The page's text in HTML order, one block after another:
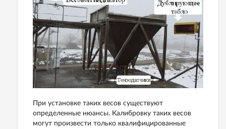
При установке таких весов существуют
определенные нюансы. Калибровку таких весов
могут произвести только квалифицированные